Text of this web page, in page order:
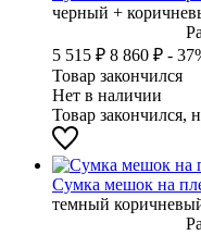
черный +
5 515 ₽ 8 860 ₽ -
Товар закончился
Нет в наличии
Товар закончился,
Сумка мешок на
темный